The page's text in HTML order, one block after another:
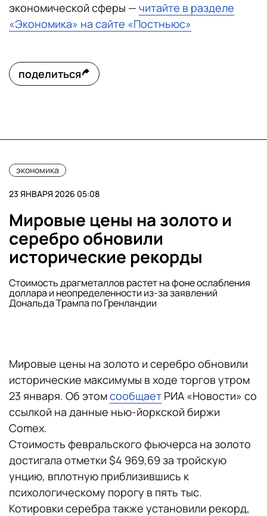
экономической сферы — читайте в разделе
«Экономика» на сайте «Постньюс»
поделиться
экономика
23 ЯНВАРЯ 2026 05:08
Мировые цены на золото и
серебро обновили
исторические рекорды
Стоимость драгметаллов растет на фоне ослабления
доллара и неопределенности из-за заявлений
Дональда Трампа по Гренландии
Мировые цены на золото и серебро обновили
исторические максимумы в ходе торгов утром
23 января. Об этомсообщает РИА «Новости» со
ссылкой на данные нью-йоркской биржи
Comex.
Стоимость февральского фьючерса на золото
достигала отметки $4 969,69 за тройскую
унцию, вплотную приблизившись к
психологическому порогу в пять тыс.
Котировки серебра также установили рекорд,